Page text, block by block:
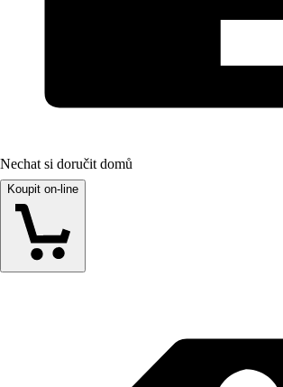
Nechat si doručit domů
Koupit on-line